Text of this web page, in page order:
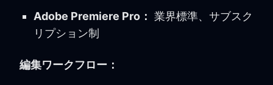
Adobe Premiere Pro： 業界標準、サブスク
リプション制
編集ワークフロー：